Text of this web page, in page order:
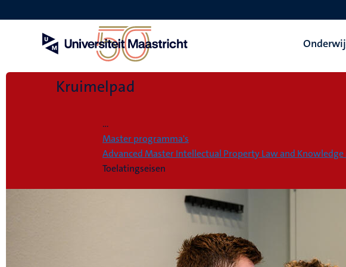
en
Kruimelpad
...
Master programma's
Advanced Master Intellectual Property Law and
Toelatingseisen